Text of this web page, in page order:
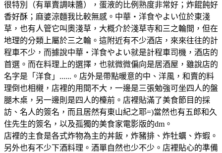
很特別（有單賣調味醬），蛋液的比例熟度非常好；炸餛飩好
香好酥；麻婆涼麵我比較無感。中華・洋食やよい位於東淺
草，也有人管它叫奧淺草，大概介於淺草寺和三之輪間，但在
地理的分類上屬於三之輪。這附近有不少酒店，來來往往的計
程車不少，而據說中華・洋食やよい就是計程車司機，酒店的
首選。而在料理上的選擇，也就微微偏向是居酒屋，雖說店的
名字是「洋食」......。店外是帶點暖意的中、洋風，和賣的料
理倒也相櫬，店裡的用間不大，一邊是三張勉強可坐四人的盤
腿木桌，另一邊則是四人的檯前。店裡貼滿了美食節目的採
訪、名人的簽名，而且居然有東山紀之耶=)當然也有五郎和久
住先生的簽名，以及孤獨的美食家電影版的dm。
店裡的主食是各式炸物為主的丼飯，炸豬排、炸牡蠣、炸蝦。
另外也有不少下酒料理。酒單自然也少不少。店裡貼心的準備